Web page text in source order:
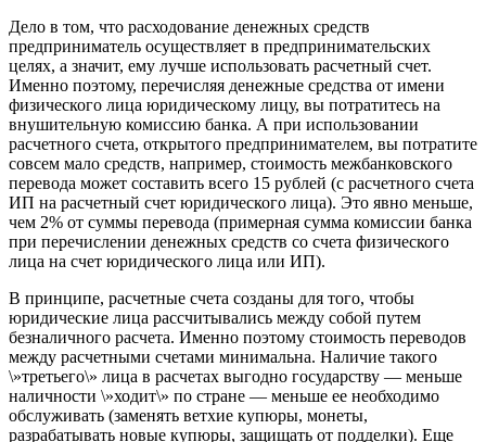
Дело в том, что расходование денежных средств
предприниматель осуществляет в предпринимательских
целях, а значит, ему лучше использовать расчетный счет.
Именно поэтому, перечисляя денежные средства от имени
физического лица юридическому лицу, вы потратитесь на
внушительную комиссию банка. А при использовании
расчетного счета, открытого предпринимателем, вы потратите
совсем мало средств, например, стоимость межбанковского
перевода может составить всего 15 рублей (с расчетного счета
ИП на расчетный счет юридического лица). Это явно меньше,
чем 2% от суммы перевода (примерная сумма комиссии банка
при перечислении денежных средств со счета физического
лица на счет юридического лица или ИП).
В принципе, расчетные счета созданы для того, чтобы
юридические лица рассчитывались между собой путем
безналичного расчета. Именно поэтому стоимость переводов
между расчетными счетами минимальна. Наличие такого
\»третьего\» лица в расчетах выгодно государству — меньше
наличности \»ходит\» по стране — меньше ее необходимо
обслуживать (заменять ветхие купюры, монеты,
разрабатывать новые купюры, защищать от подделки). Еще